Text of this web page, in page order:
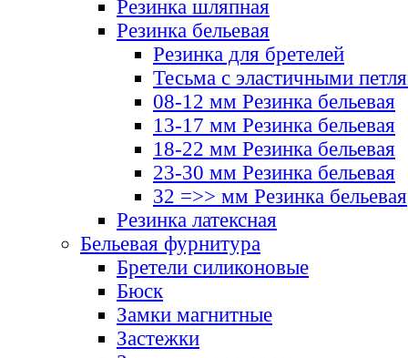
Резинка шляпная
Резинка бельевая
Резинка для бретелей
Тесьма с эластичными
08-12 мм Резинка бельевая
13-17 мм Резинка бельевая
18-22 мм Резинка бельевая
23-30 мм Резинка бельевая
32 =>> мм Резинка бельевая
Резинка латексная
Бельевая фурнитура
Бретели силиконовые
Бюск
Замки магнитные
Застежки